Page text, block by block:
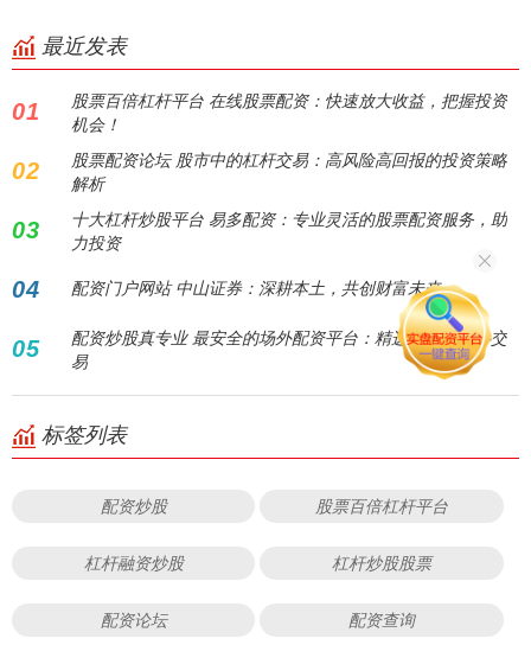
最近发表
01
股票百倍杠杆平台 在线股票配资：快速放大收益，把握投资
机会！
02
股票配资论坛 股市中的杠杆交易：高风险高回报的投资策略
解析
03
十大杠杆炒股平台 易多配资：专业灵活的股票配资服务，助
力投资
04 配资门户网站 中山证券：深耕本土，共创财富未来
05
配资炒股真专业 最安全的场外配资平台：精选推荐，安心交
易
标签列表
配资炒股 股票百倍杠杆平台
杠杆融资炒股 杠杆炒股股票
配资论坛 配资查询